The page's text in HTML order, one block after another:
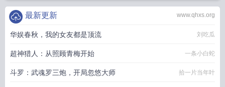
www.qhxs.org
最新更新
华娱春秋，我的女友都是顶流 刘吃瓜
超神猎人：从照顾青梅开始 一条小白蛇
斗罗：武魂罗三炮，开局忽悠大师 拾一片当年叶